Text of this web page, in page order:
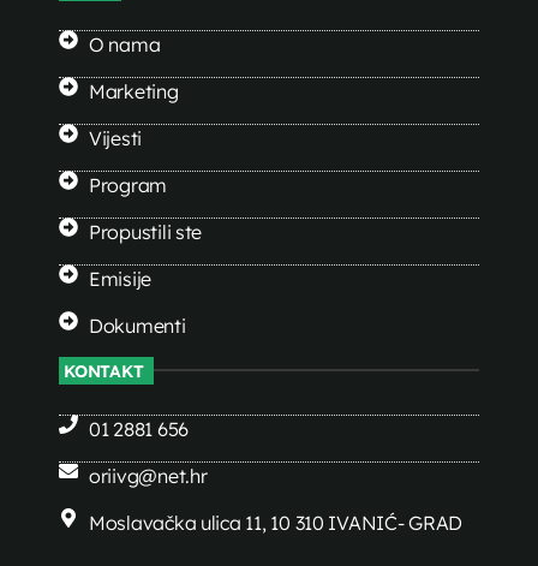
O nama
Marketing
Vijesti
Program
Propustili ste
Emisije
Dokumenti
KONTAKT
01 2881 656
oriivg@net.hr
Moslavačka ulica 11, 10 310 IVANIĆ- GRAD